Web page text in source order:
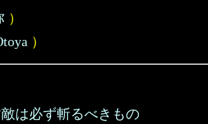
）
）
は必ず斬るべきもの